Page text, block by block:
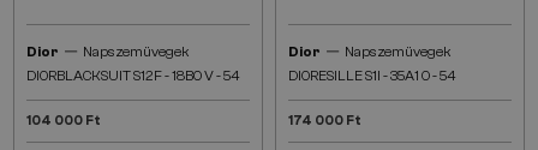
Dior — Napszemüvegek
DIORBLACKSUIT S12F - 18B0 V - 54
104 000 Ft
Dior — Napszemüvegek
DIORESILLE S1I - 35A1 O - 54
174 000 Ft